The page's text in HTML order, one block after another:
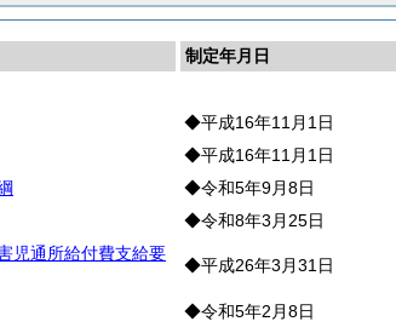
制定年月日
◆平成16年11月1日
◆平成16年11月1日
◆令和5年9月8日
◆令和8年3月25日
児通所給付費支給要
◆平成26年3月31日
◆令和5年2月8日